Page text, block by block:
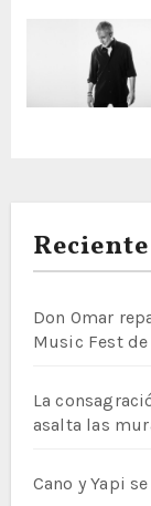
Reciente
Don Omar
Music Fest de
La
asalta las
Cano y Yapi